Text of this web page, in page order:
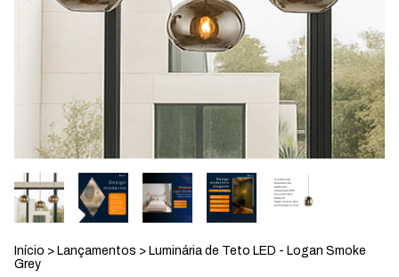
Início > Lançamentos > Luminária de Teto LED - Logan Smoke
Grey